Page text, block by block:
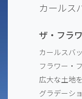
カールス
ザ・フラ
カールスバ
フラワー・
広大な土地
グラデーシ